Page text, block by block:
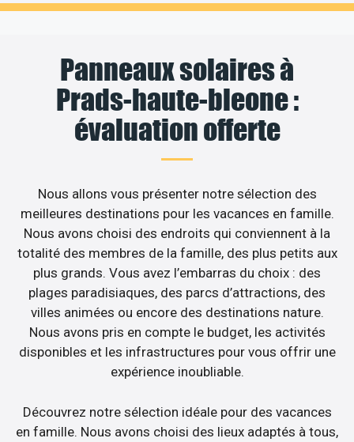
Panneaux solaires à
Prads-haute-bleone :
évaluation offerte
Nous allons vous présenter notre sélection des
meilleures destinations pour les vacances en famille.
Nous avons choisi des endroits qui conviennent à la
totalité des membres de la famille, des plus petits aux
plus grands. Vous avez l’embarras du choix : des
plages paradisiaques, des parcs d’attractions, des
villes animées ou encore des destinations nature.
Nous avons pris en compte le budget, les activités
disponibles et les infrastructures pour vous offrir une
expérience inoubliable.
Découvrez notre sélection idéale pour des vacances
en famille. Nous avons choisi des lieux adaptés à tous,